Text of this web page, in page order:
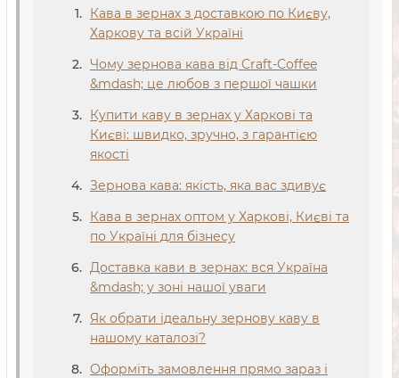
Кава в зернах з доставкою по Києву,
Харкову та всій Україні
Чому зернова кава від Craft-Coffee
&mdash; це любов з першої чашки
Купити каву в зернах у Харкові та
Києві: швидко, зручно, з гарантією
якості
Зернова кава: якість, яка вас здивує
Кава в зернах оптом у Харкові, Києві та
по Україні для бізнесу
Доставка кави в зернах: вся Україна
&mdash; у зоні нашої уваги
Як обрати ідеальну зернову каву в
нашому каталозі?
Оформіть замовлення прямо зараз і